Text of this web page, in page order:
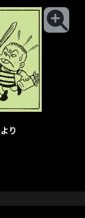
より